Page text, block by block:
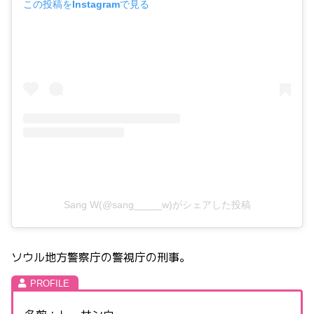
この投稿をInstagramで見る
Sang W(@sang_____w)がシェアした投稿
ソウル地方警察庁の警視庁の刑事。